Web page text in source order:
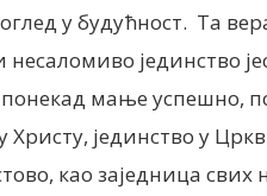
у будућност. Та
јединство
мање успешно,
у Христу, јединство у
као заједница